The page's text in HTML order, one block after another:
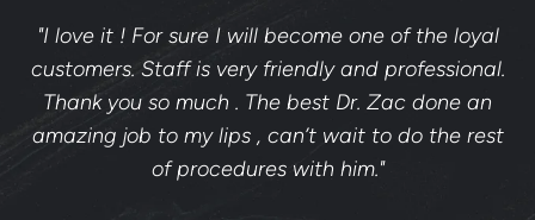
"I love it ! For sure I will become one of the loyal
customers. Staff is very friendly and professional.
Thank you so much . The best Dr. Zac done an
amazing job to my lips , can’t wait to do the rest
of procedures with him."